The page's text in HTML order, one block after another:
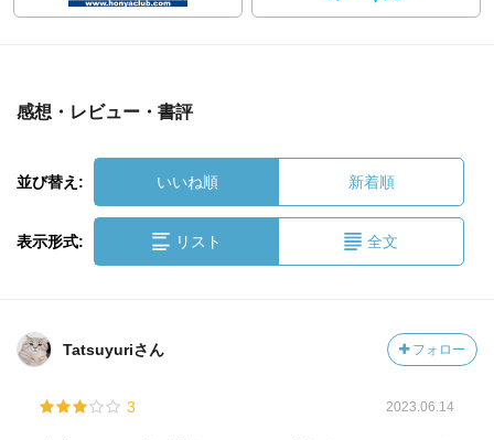
感想・レビュー・書評
並び替え: いいね順 新着順
表示形式: リスト 全文
Tatsuyuriさん フォロー
3 2023.06.14